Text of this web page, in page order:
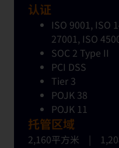
认证
ISO 9001, ISO
27001, ISO
SOC 2 Type II
PCI DSS
Tier 3
POJK 38
POJK 11
托管区域
2,160平方米 |